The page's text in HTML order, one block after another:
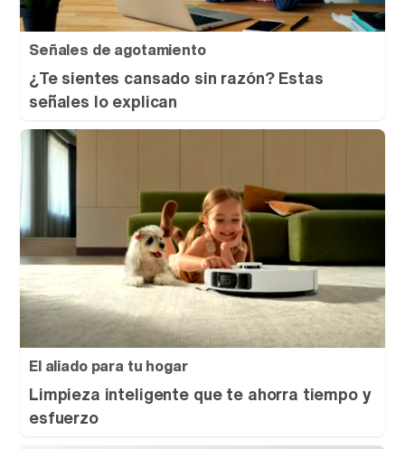
Señales de agotamiento
¿Te sientes cansado sin razón? Estas
señales lo explican
El aliado para tu hogar
Limpieza inteligente que te ahorra tiempo y
esfuerzo